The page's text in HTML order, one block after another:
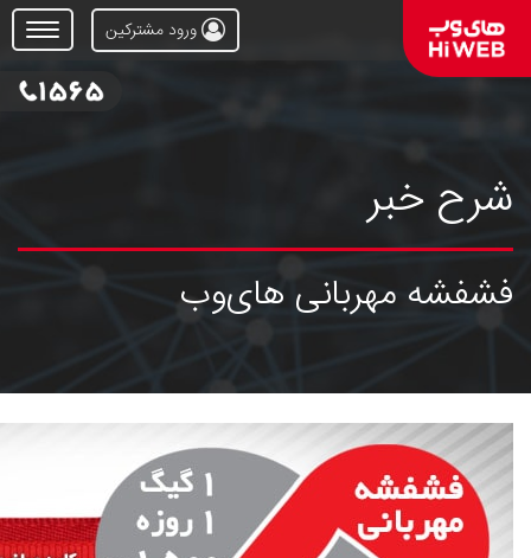
Open
Menu
ورود مشترکین
شرح خبر
فشفشه مهربانی های‌وب